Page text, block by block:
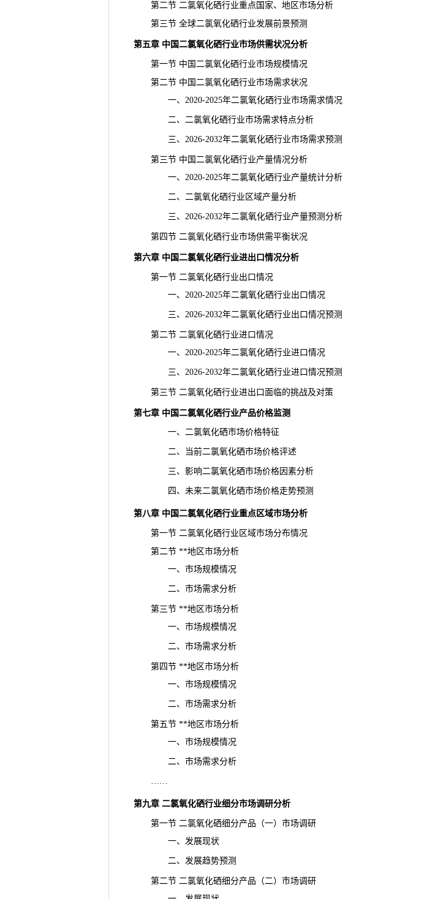
第二节 二氯氧化硒行业重点国家、地区市场分析
第三节 全球二氯氧化硒行业发展前景预测
第五章 中国二氯氧化硒行业市场供需状况分析
第一节 中国二氯氧化硒行业市场规模情况
第二节 中国二氯氧化硒行业市场需求状况
一、2020-2025年二氯氧化硒行业市场需求情况
二、二氯氧化硒行业市场需求特点分析
三、2026-2032年二氯氧化硒行业市场需求预测
第三节 中国二氯氧化硒行业产量情况分析
一、2020-2025年二氯氧化硒行业产量统计分析
二、二氯氧化硒行业区域产量分析
三、2026-2032年二氯氧化硒行业产量预测分析
第四节 二氯氧化硒行业市场供需平衡状况
第六章 中国二氯氧化硒行业进出口情况分析
第一节 二氯氧化硒行业出口情况
一、2020-2025年二氯氧化硒行业出口情况
三、2026-2032年二氯氧化硒行业出口情况预测
第二节 二氯氧化硒行业进口情况
一、2020-2025年二氯氧化硒行业进口情况
三、2026-2032年二氯氧化硒行业进口情况预测
第三节 二氯氧化硒行业进出口面临的挑战及对策
第七章 中国二氯氧化硒行业产品价格监测
一、二氯氧化硒市场价格特征
二、当前二氯氧化硒市场价格评述
三、影响二氯氧化硒市场价格因素分析
四、未来二氯氧化硒市场价格走势预测
第八章 中国二氯氧化硒行业重点区域市场分析
第一节 二氯氧化硒行业区域市场分布情况
第二节 **地区市场分析
一、市场规模情况
二、市场需求分析
第三节 **地区市场分析
一、市场规模情况
二、市场需求分析
第四节 **地区市场分析
一、市场规模情况
二、市场需求分析
第五节 **地区市场分析
一、市场规模情况
二、市场需求分析
……
第九章 二氯氧化硒行业细分市场调研分析
第一节 二氯氧化硒细分产品（一）市场调研
一、发展现状
二、发展趋势预测
第二节 二氯氧化硒细分产品（二）市场调研